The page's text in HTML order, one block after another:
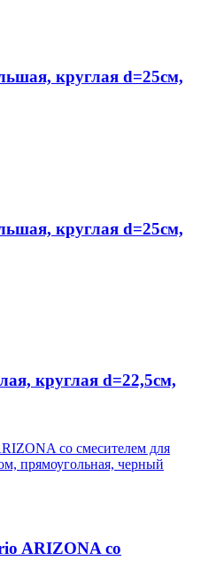
круглая d=25см,
круглая d=25см,
круглая d=22,5см,
ARIZONA со